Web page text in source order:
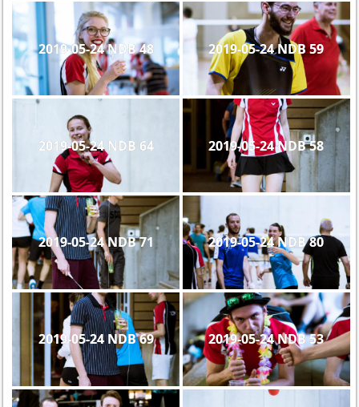
2019-05-24 NDB 48 2019-05-24 NDB 59
2019-05-24 NDB 64 2019-05-24 NDB 58
2019-05-24 NDB 71 2019-05-24 NDB 80
2019-05-24 NDB 69 2019-05-24 NDB 53